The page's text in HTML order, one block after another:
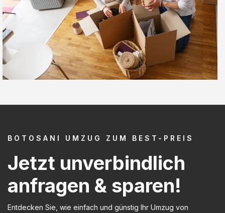
BOTOSANI UMZUG ZUM BEST-PREIS
Jetzt unverbindlich
anfragen & sparen!
Entdecken Sie, wie einfach und günstig Ihr Umzug von